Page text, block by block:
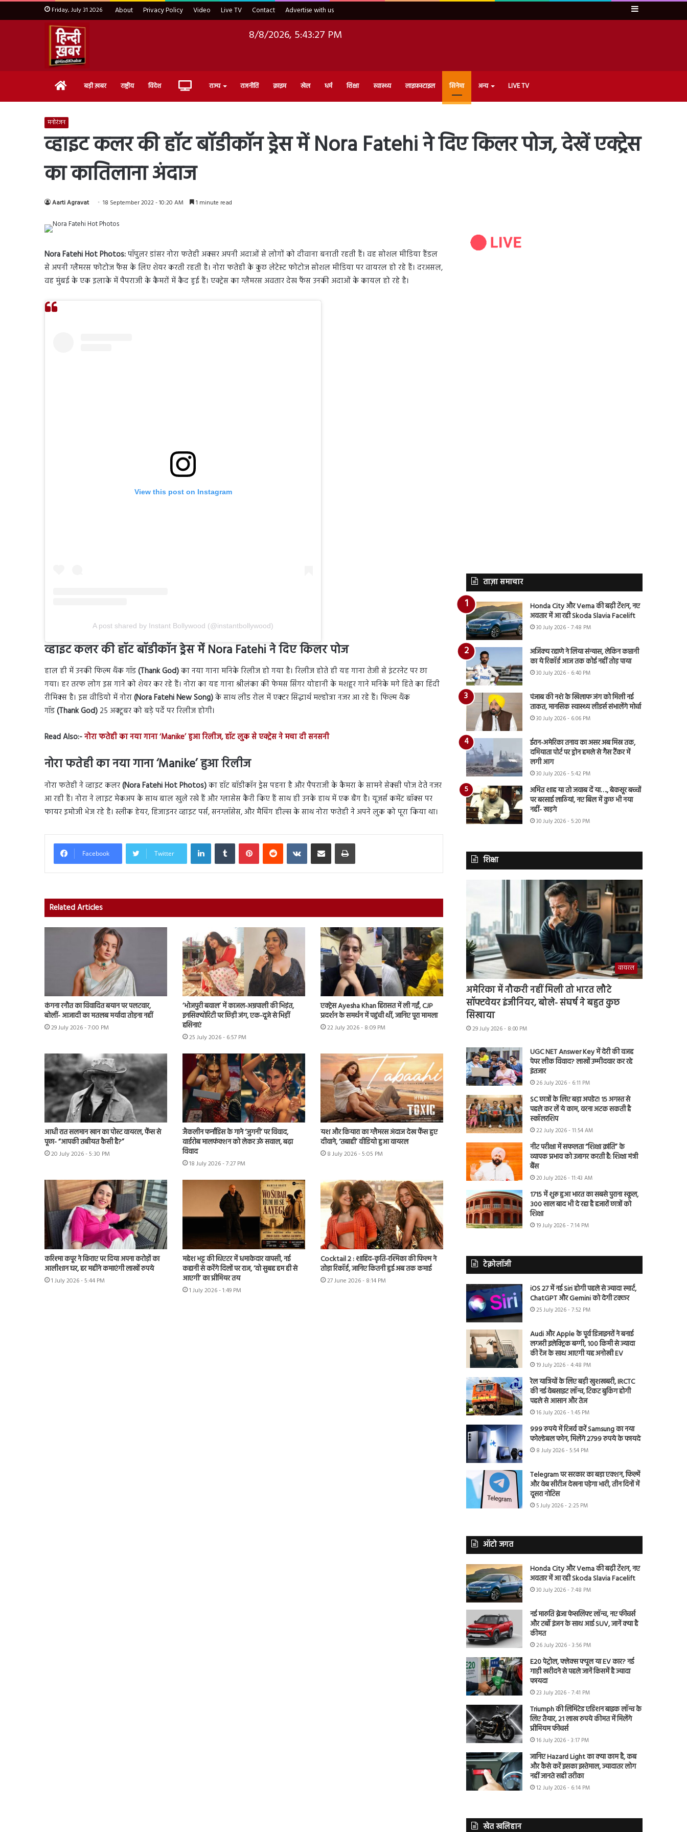
Friday, July 31 2026 About Privacy Policy Video Live TV Contact Advertise with us Sidebar
8/8/2026, 5:43:28 PM
Home बड़ी ख़बर राष्ट्रीय विदेश Live राज्य राजनीति क्राइम खेल धर्म शिक्षा स्वास्थ्य लाइफ़स्टाइल सिनेमा अन्य LIVE TV
मनोरंजन
व्हाइट कलर की हॉट बॉडीकॉन ड्रेस में Nora Fatehi ने दिए किलर पोज, देखें एक्ट्रेस
का कातिलाना अंदाज
Aarti Agravat 18 September 2022 - 10:20 AM 1 minute read
Nora Fatehi Hot Photos:पॉपुलर डांसर नोरा फतेही अक्सर अपनी अदाओं से लोगों को दीवाना बनाती रहती हैं। वह सोशल मीडिया हैंडल
से अपनी ग्लैमरस फोटोज फैंस के लिए शेयर करती रहती है। नोरा फतेही के कुछ लेटेस्ट फोटोज सोशल मीडिया पर वायरल हो रहे हैं। दरअसल,
वह मुंबई के एक इलाके में पैपराजी के कैमरों में कैद हुई हैं। एक्ट्रेस का ग्लैमरस अवतार देख फैंस उनकी अदाओं के कायल हो रहे है।
View this post on Instagram
A post shared by Instant Bollywood (@instantbollywood)
व्हाइट कलर की हॉट बॉडीकॉन ड्रेस में Nora Fatehi ने दिए किलर पोज
हाल ही में उनकी फिल्म थैंक गॉड(Thank God)का नया गाना मनिके रिलीज हो गया है। रिलीज होते ही यह गाना तेजी से इंटरनेट पर छा
गया। हर तरफ लोग इस गाने को शेयर कर रहे हैं। नोरा का यह गाना श्रीलंका की फेमस सिंगर योहानी के मशहूर गाने मनिके मगे हिते का हिंदी
रीमिक्स है। इस वीडियो में नोरा(Nora Fatehi New Song)के साथ लीड रोल में एक्टर सिद्धार्थ मल्होत्रा नजर आ रहे हैं। फिल्म थैंक
गॉड(Thank God) 25 अक्टूबर को बड़े पर्दे पर रिलीज होगी।
Read Also:-नोरा फतेही का नया गाना ‘Manike’ हुआ रिलीज, हॉट लुक से एक्ट्रेस ने मचा दी सनसनी
नोरा फतेही का नया गाना ‘Manike’ हुआ रिलीज
नोरा फतेही ने व्हाइट कलर(Nora Fatehi Hot Photos)का हॉट बॉडीकॉन ड्रेस पहना है और पैपराजी के कैमरा के सामने सेक्सी पोज देते नजर
आ रही हैं। नोरा ने लाइट मेकअप के साथ बाल खुले रखे हैं और ग्लासेस कैरी किए हैं साथ ही उनके हाथ में एक बैग है। यूजर्स कमेंट बॉक्स पर
फायर इमोजी भेज रहे है। स्लीक हेयर, हिजाइनर व्हाइट पर्स, सनग्लॉसेस, और मैचिंग हील्स के साथ नोरा फतेही ने अपने लुक को पूरा किया था।
Facebook Twitter
LinkedInTumblr PinterestReddit VKontakteShare via Email Print
Related Articles
कंगना रनौत का विवादित बयान पर पलटवार,
बोलीं- आजादी का मतलब मर्यादा तोड़ना नहीं
29 July 2026 - 7:00 PM
‘भोजपुरी बवाल’ में काजल-अम्रपाली की भिड़ंत,
इनसिक्योरिटी पर छिड़ी जंग, एक-दूजे से भिड़ीं
हसिनाएं
25 July 2026 - 6:57 PM
एक्ट्रेस Ayesha Khan हिरासत में ली गईं, CJP
प्रदर्शन के समर्थन में पहुंची थीं, जानिए पूरा मामला
22 July 2026 - 8:09 PM
आधी रात सलमान खान का पोस्ट वायरल, फैंस से
पूछा- “आपकी तबीयत कैसी है?”
20 July 2026 - 5:30 PM
जैकलीन फर्नांडिस के गाने ‘जुगनी’ पर विवाद,
वार्डरोब मालफंक्शन को लेकर उठे सवाल, बढ़ा
विवाद
18 July 2026 - 7:27 PM
यश और कियारा का ग्लैमरस अंदाज देख फैंस हुए
दीवाने, ‘तबाही’ वीडियो हुआ वायरल
8 July 2026 - 5:05 PM
करिश्मा कपूर ने किराए पर दिया अपना करोड़ों का
आलीशान घर, हर महीने कमाएंगी लाखों रुपये
1 July 2026 - 5:44 PM
महेश भट्ट की थिएटर में धमाकेदार वापसी, नई
कहानी से करेंगे दिलों पर राज, ‘वो सुबह हम ही से
आएगी’ का प्रीमियर तय
1 July 2026 - 1:49 PM
Cocktail 2 : शाहिद-कृति-रश्मिका की फिल्म ने
तोड़ा रिकॉर्ड, जानिए कितनी हुई अब तक कमाई
27 June 2026 - 8:14 PM
ताज़ा समाचार
Honda City और Verna की बढ़ी टेंशन, नए
अवतार में आ रही Skoda Slavia Facelift
30 July 2026 - 7:48 PM
अजिंक्य रहाणे ने लिया संन्यास, लेकिन कप्तानी
का ये रिकॉर्ड आज तक कोई नहीं तोड़ पाया
30 July 2026 - 6:40 PM
पंजाब की नशे के खिलाफ जंग को मिली नई
ताकत, मानसिक स्वास्थ्य लीडर्स संभालेंगे मोर्चा
30 July 2026 - 6:06 PM
ईरान-अमेरिका तनाव का असर अब मिस्र तक,
दमियाता पोर्ट पर ड्रोन हमले से गैस टैंकर में
लगी आग
30 July 2026 - 5:42 PM
अमित शाह या तो जवाब दें या…., बेकसूर बच्चों
पर बरसाई लाठियां, नए बिल में कुछ भी नया
नहीं- खड़गे
30 July 2026 - 5:20 PM
शिक्षा
वायरल
अमेरिका में नौकरी नहीं मिली तो भारत लौटे
सॉफ्टवेयर इंजीनियर, बोले- संघर्ष ने बहुत कुछ
सिखाया
29 July 2026 - 8:00 PM
UGC NET Answer Key में देरी की वजह
पेपर लीक विवाद? लाखों उम्मीदवार कर रहे
इंतजार
26 July 2026 - 6:11 PM
SC छात्रों के लिए बड़ा अपडेट! 15 अगस्त से
पहले कर लें ये काम, वरना अटक सकती है
स्कॉलरशिप
22 July 2026 - 11:54 AM
नीट परीक्षा में सफलता “शिक्षा क्रांति” के
व्यापक प्रभाव को उजागर करती है: शिक्षा मंत्री
बैंस
20 July 2026 - 11:43 AM
1715 में शुरू हुआ भारत का सबसे पुराना स्कूल,
300 साल बाद भी दे रहा है हजारों छात्रों को
शिक्षा
19 July 2026 - 7:14 PM
टेक्नोलॉजी
iOS 27 में नई Siri होगी पहले से ज्यादा स्मार्ट,
ChatGPT और Gemini को देगी टक्कर
25 July 2026 - 7:52 PM
Audi और Apple के पूर्व डिजाइनरों ने बनाई
लग्जरी इलेक्ट्रिक बग्गी, 100 किमी से ज्यादा
की रेंज के साथ आएगी यह अनोखी EV
19 July 2026 - 4:48 PM
रेल यात्रियों के लिए बड़ी खुशखबरी, IRCTC
की नई वेबसाइट लॉन्च, टिकट बुकिंग होगी
पहले से आसान और तेज
16 July 2026 - 1:45 PM
999 रुपये में रिजर्व करें Samsung का नया
फोल्डेबल फोन, मिलेंगे 2799 रुपये के फायदे
8 July 2026 - 5:54 PM
Telegram पर सरकार का बड़ा एक्शन, फिल्में
और वेब सीरीज देखना पड़ेगा भारी, तीन दिनों में
दूसरा नोटिस
5 July 2026 - 2:25 PM
ऑटो जगत
Honda City और Verna की बढ़ी टेंशन, नए
अवतार में आ रही Skoda Slavia Facelift
30 July 2026 - 7:48 PM
नई मारुति ब्रेजा फेसलिफ्ट लॉन्च, नए फीचर्स
और टर्बो इंजन के साथ आई SUV, जानें क्या है
कीमत
26 July 2026 - 3:56 PM
E20 पेट्रोल, फ्लेक्स फ्यूल या EV कार? नई
गाड़ी खरीदने से पहले जानें किसमें है ज्यादा
फायदा
23 July 2026 - 7:41 PM
Triumph की लिमिटेड एडिशन बाइक लॉन्च के
लिए तैयार, 21 लाख रुपये कीमत में मिलेंगे
प्रीमियम फीचर्स
16 July 2026 - 3:17 PM
जानिए Hazard Light का क्या काम है, कब
और कैसे करें इसका इस्तेमाल, ज्यादातर लोग
नहीं जानते सही तरीका
12 July 2026 - 6:14 PM
खेत खलिहान